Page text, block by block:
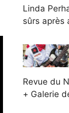
Linda
sûrs après
Revue du
+ Galerie